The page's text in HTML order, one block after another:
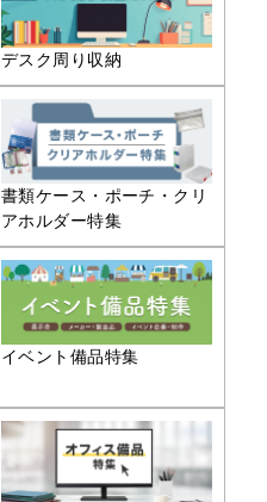
デスク周り収納
書類ケース・ポーチ・クリ
アホルダー特集
イベント備品特集